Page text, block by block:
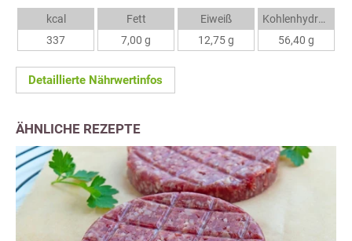
kcal
337
Fett
7,00 g
Eiweiß
12,75 g
Kohlenhydrate
56,40 g
Detaillierte Nährwertinfos
ÄHNLICHE REZEPTE